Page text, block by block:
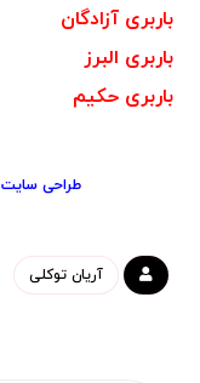
باربری آزادگان
باربری البرز
باربری حکیم
طراحی سایت
آریان توکلی